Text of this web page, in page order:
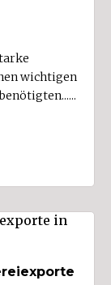
wichtigen